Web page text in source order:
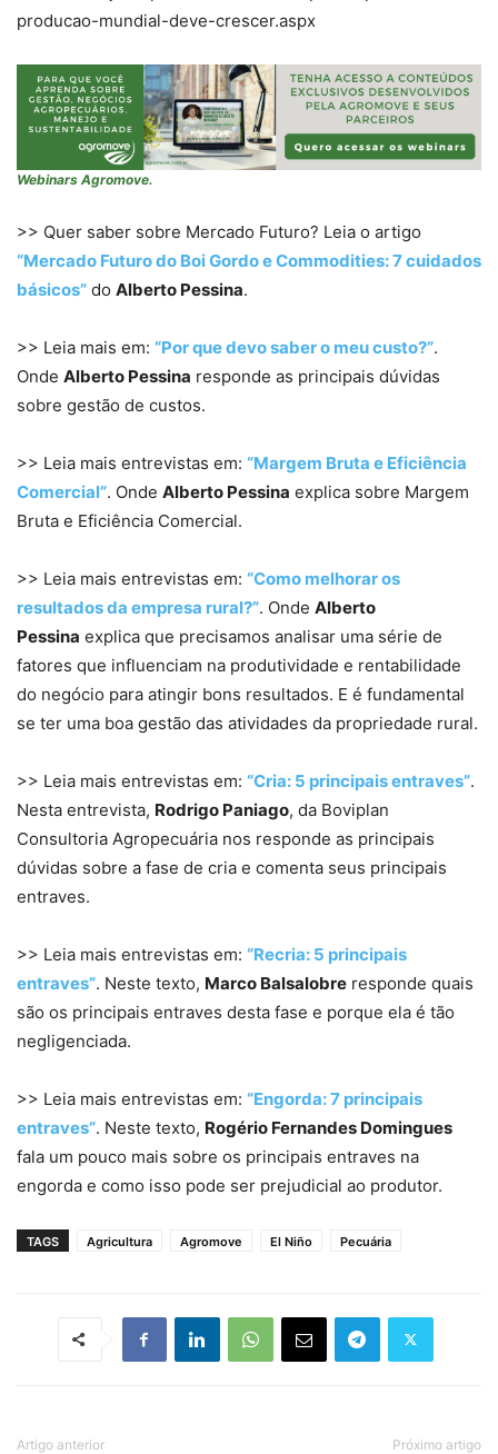
producao-mundial-deve-crescer.aspx
Webinars Agromove.
>> Quer saber sobre Mercado Futuro? Leia o artigo
“Mercado Futuro do Boi Gordo e Commodities: 7 cuidados
básicos” do Alberto Pessina.
>> Leia mais em: “Por que devo saber o meu custo?”.
Onde Alberto Pessina responde as principais dúvidas
sobre gestão de custos.
>> Leia mais entrevistas em: “Margem Bruta e Eficiência
Comercial”. Onde Alberto Pessina explica sobre Margem
Bruta e Eficiência Comercial.
>> Leia mais entrevistas em: “Como melhorar os
resultados da empresa rural?”. Onde Alberto
Pessina explica que precisamos analisar uma série de
fatores que influenciam na produtividade e rentabilidade
do negócio para atingir bons resultados. E é fundamental
se ter uma boa gestão das atividades da propriedade rural.
>> Leia mais entrevistas em: “Cria: 5 principais entraves”.
Nesta entrevista, Rodrigo Paniago, da Boviplan
Consultoria Agropecuária nos responde as principais
dúvidas sobre a fase de cria e comenta seus principais
entraves.
>> Leia mais entrevistas em: “Recria: 5 principais
entraves”. Neste texto, Marco Balsalobre responde quais
são os principais entraves desta fase e porque ela é tão
negligenciada.
>> Leia mais entrevistas em: “Engorda: 7 principais
entraves”. Neste texto, Rogério Fernandes Domingues
fala um pouco mais sobre os principais entraves na
engorda e como isso pode ser prejudicial ao produtor.
TAGS Agricultura Agromove El Niño Pecuária
Artigo anterior Próximo artigo